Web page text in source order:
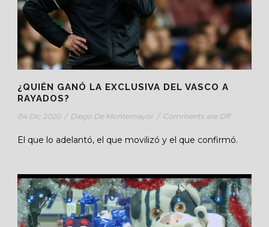
¿QUIÉN GANÓ LA EXCLUSIVA DEL VASCO A
RAYADOS?
04 Dic 2020 / Diego De Montemayor / Comments are Off
El que lo adelantó, el que movilizó y el que confirmó.